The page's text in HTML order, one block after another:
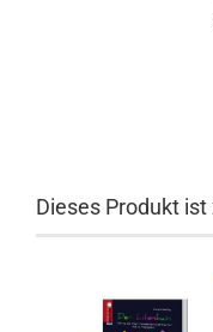
Dieses Produkt